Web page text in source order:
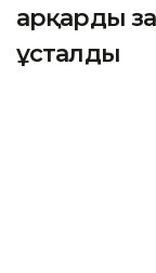
арқарды
ұсталды